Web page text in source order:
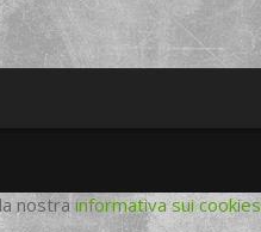
nostra informativa sui cookies